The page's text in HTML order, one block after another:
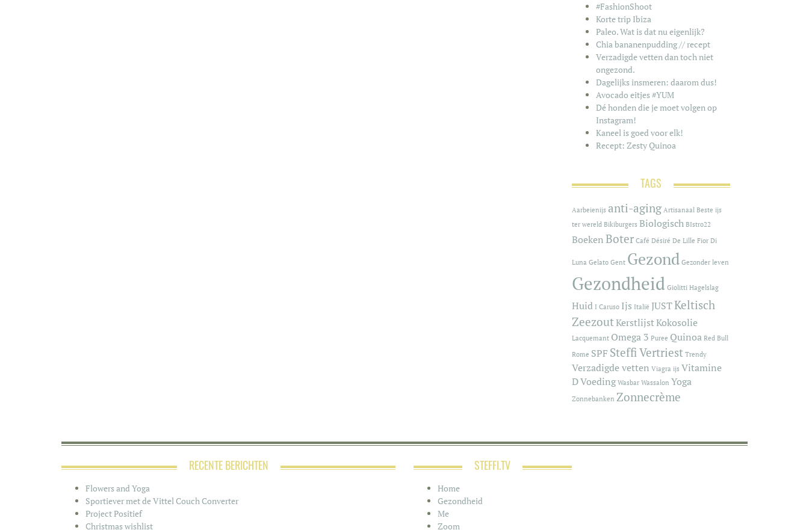
#FashionShoot
Korte trip Ibiza
Paleo. Wat is dat nu eigenlijk?
Chia bananenpudding // recept
Verzadigde vetten dan toch niet
ongezond.
Dagelijks insmeren: daarom dus!
Avocado eitjes #YUM
Dé honden die je moet volgen op
Instagram!
Kaneel is goed voor elk!
Recept: Zesty Quinoa
TAGS
Aarbeienijs anti-aging Artisanaal Beste ijs
ter wereld Bikiburgers Biologisch BIstro22
Boeken Boter Café Désiré De Lille Fior Di
Luna Gelato Gent Gezond Gezonder leven
Gezondheid Giolitti Hagelslag
Huid I Caruso Ijs Italië JUSTKeltisch
ZeezoutKerstlijstKokosolie
Lacquemant Omega 3 Puree Quinoa Red Bull
Rome SPF Steffi Vertriest Trendy
Verzadigde vetten Viagra ijs Vitamine
DVoeding Wasbar Wassalon Yoga
Zonnebanken Zonnecrème
RECENTE BERICHTEN
Flowers and Yoga
Sportiever met de Vittel Couch Converter
Project Positief
Christmas wishlist
STEFFI.TV
Home
Gezondheid
Me
Zoom